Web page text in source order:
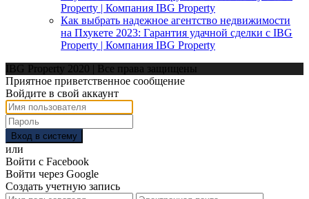
Property | Компания IBG Property
Как выбрать надежное агентство недвижимости
на Пхукете 2023: Гарантия удачной сделки с IBG
Property | Компания IBG Property
IBG Property 2020 | Все права защищены
Приятное приветственное сообщение
Войдите в свой аккаунт
Вход в систему
или
Войти с Facebook
Войти через Google
Создать учетную запись